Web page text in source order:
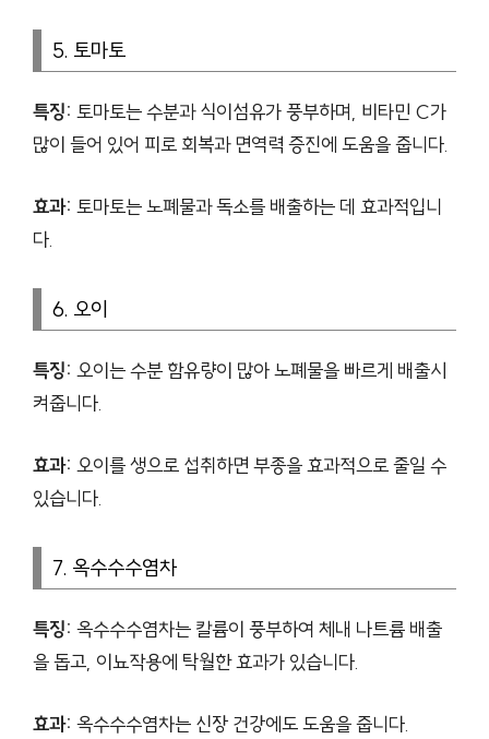
5. 토마토
특징: 토마토는 수분과 식이섬유가 풍부하며, 비타민 C가
많이 들어 있어 피로 회복과 면역력 증진에 도움을 줍니다.
효과: 토마토는 노폐물과 독소를 배출하는 데 효과적입니
다.
6. 오이
특징: 오이는 수분 함유량이 많아 노폐물을 빠르게 배출시
켜줍니다.
효과: 오이를 생으로 섭취하면 부종을 효과적으로 줄일 수
있습니다.
7. 옥수수수염차
특징: 옥수수수염차는 칼륨이 풍부하여 체내 나트륨 배출
을 돕고, 이뇨작용에 탁월한 효과가 있습니다.
효과: 옥수수수염차는 신장 건강에도 도움을 줍니다.